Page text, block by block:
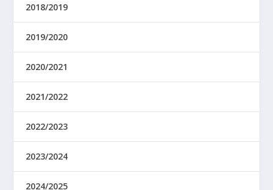
2018/2019
2019/2020
2020/2021
2021/2022
2022/2023
2023/2024
2024/2025